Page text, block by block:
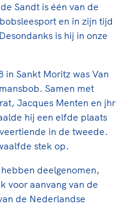
pleintjes, tijdens
te skaten of naar
samen te juichen
Of met trots te
van je dochter,
of de
Wat mag wel
kantine en online?
gedragscode geeft
rondom gewenst en
een leer- en
volgende functies
experts, coaches,
managers en
Sandt is één van de
en in zijn tijd
is hij in onze
in Sankt Moritz was Van
Samen met
Jacques Menten en jhr
hij een elfde plaats
in de tweede.
stek op.
deelgenomen,
voor aanvang van de
de Nederlandse